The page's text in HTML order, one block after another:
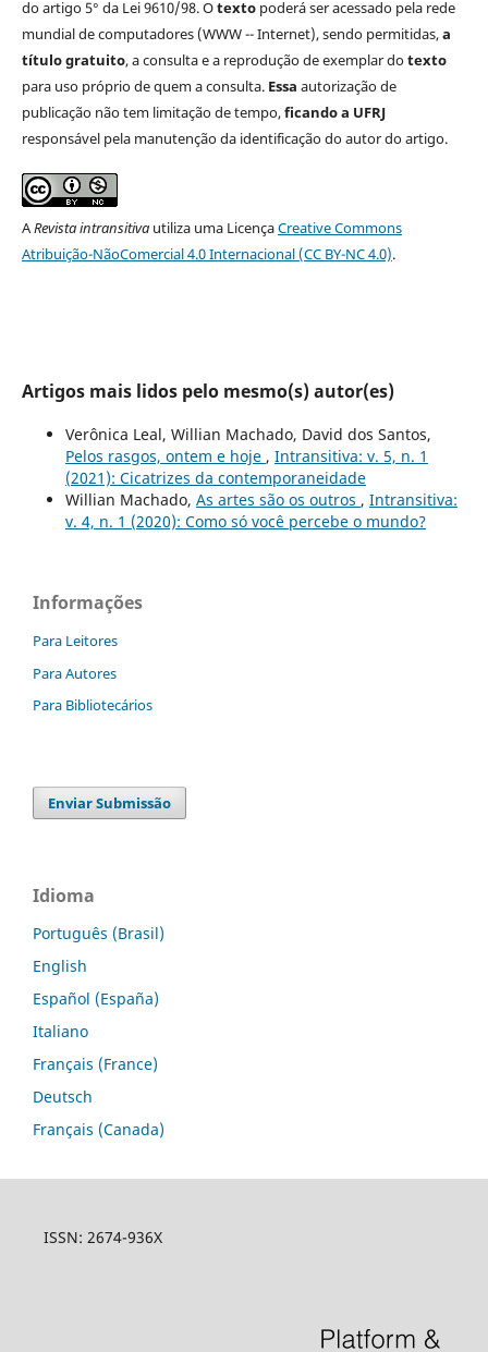
do artigo 5° da Lei 9610/98. Otexto poderá ser acessado pela rede
mundial de computadores (WWW -- Internet), sendo permitidas,a
título gratuito, a consulta e a reprodução de exemplar dotexto
para uso próprio de quem a consulta. Essa autorização de
publicação não tem limitação de tempo,ficando a UFRJ
responsável pela manutenção da identificação do autor do artigo.
ARevista intransitiva utiliza uma LicençaCreative Commons
Atribuição-NãoComercial 4.0 Internacional (CC BY-NC 4.0).
Artigos mais lidos pelo mesmo(s) autor(es)
Verônica Leal, Willian Machado, David dos Santos,
Pelos rasgos, ontem e hoje , Intransitiva: v. 5, n. 1
(2021): Cicatrizes da contemporaneidade
Willian Machado, As artes são os outros , Intransitiva:
v. 4, n. 1 (2020): Como só você percebe o mundo?
Informações
Para Leitores
Para Autores
Para Bibliotecários
Enviar Submissão
Idioma
Português (Brasil)
English
Español (España)
Italiano
Français (France)
Deutsch
Français (Canada)
ISSN: 2674-936X